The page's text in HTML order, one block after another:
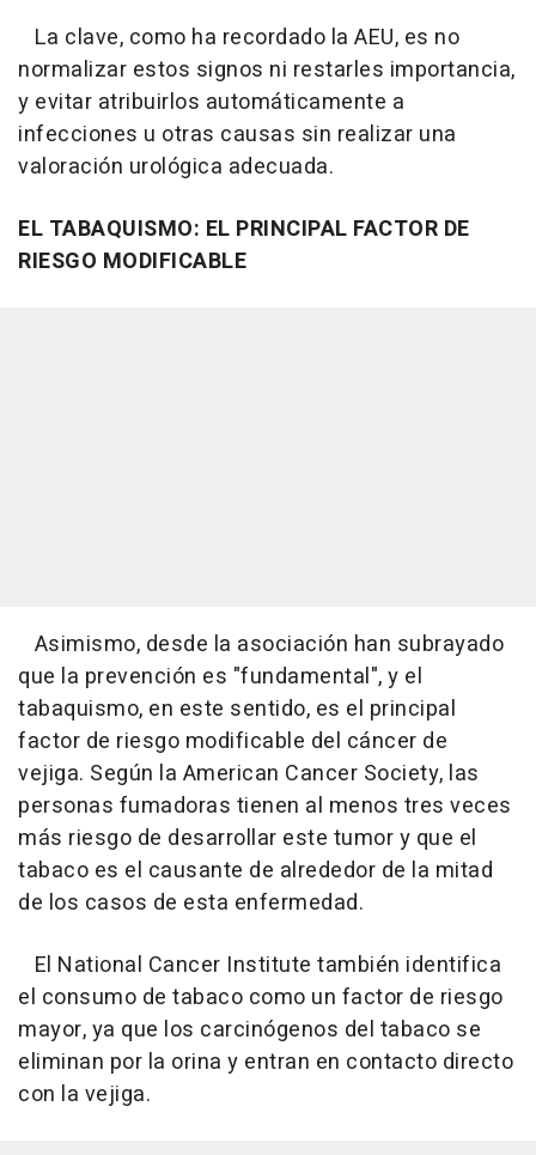
La clave, como ha recordado la AEU, es no
normalizar estos signos ni restarles importancia,
y evitar atribuirlos automáticamente a
infecciones u otras causas sin realizar una
valoración urológica adecuada.
EL TABAQUISMO: EL PRINCIPAL FACTOR DE
RIESGO MODIFICABLE
Asimismo, desde la asociación han subrayado
que la prevención es "fundamental", y el
tabaquismo, en este sentido, es el principal
factor de riesgo modificable del cáncer de
vejiga. Según la American Cancer Society, las
personas fumadoras tienen al menos tres veces
más riesgo de desarrollar este tumor y que el
tabaco es el causante de alrededor de la mitad
de los casos de esta enfermedad.
El National Cancer Institute también identifica
el consumo de tabaco como un factor de riesgo
mayor, ya que los carcinógenos del tabaco se
eliminan por la orina y entran en contacto directo
con la vejiga.